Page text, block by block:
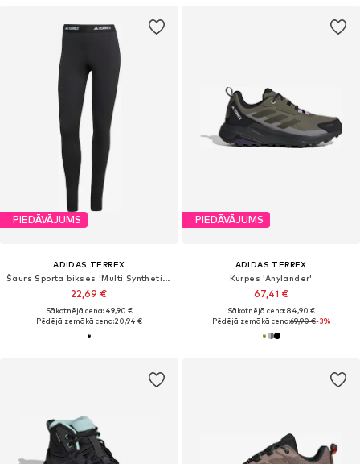
PIEDĀVĀJUMS
ADIDAS TERREX
Šaurs Sporta bikses 'Multi Synthetic Base Layer'
22,69 €
Sākotnējā cena: 49,90 €
Pēdējā zemākā cena:20,94 €
PIEDĀVĀJUMS
ADIDAS TERREX
Kurpes 'Anylander'
67,41 €
Sākotnējā cena: 84,90 €
Pēdējā zemākā cena:69,90 €-3%